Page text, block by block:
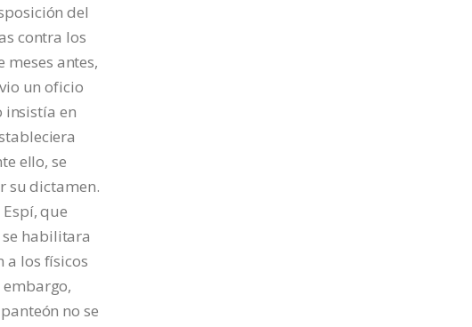
del
contra los
meses antes,
un oficio
insistía en
ello, se
su dictamen.
que
habilitara
a los físicos
no se